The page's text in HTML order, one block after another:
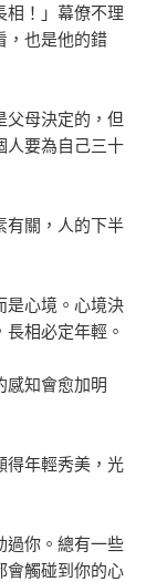
相！」幕僚不理
，也是他的錯
父母決定的，但
人要為自己三十
有關，人的下半
是心境。心境決
相必定年輕。
感知會愈加明
得年輕秀美，光
過你。總有一些
會觸碰到你的心